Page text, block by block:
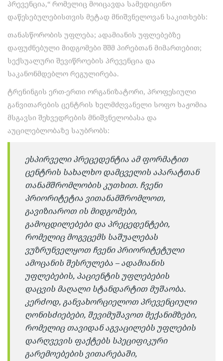
პრევენცია,“ რომელიც მოიცავდა სამედიცინო
დაწესებულებისთვის მეტად მნიშვნელოვან საკითხებს:
თანასწორობის უფლება; ადამიანის უფლებებზე
დაფუძნებული მიდგომები შშმ პირებთან მიმართებით;
სექსუალური შევიწროების პრევენცია და
საკანონმდებლო რეგულირება.
ტრენინგის ერთ-ერთი ორგანიზატორი, პროფესიული
განვითარების ცენტრის ხელმძღვანელი სოფო ხაჟომია
მსგავსი შეხვედრების მნიშვნელობასა და
აუცილებლობაზე საუბრობს:
ესპირველი პრეცედენტია ამ ფორმატით
ცენტრის სახალხო დამცველის აპარატთან
თანამშრომლობის კუთხით. ჩვენი
პრიორიტეტია ვითანამშრომლოთ,
გავიზიაროთ ის მიდგომები,
გამოცდილებები და პრეცედენტები,
რომელიც მოგვცემს საშუალებას
ვუზრუნველყოთ ჩვენი პრიორიტეტული
ამოცანის შესრულება – ადამიანის
უფლებების, პაციენტის უფლებების
დაცვის მაღალი სტანდარტით მუშაობა.
კერძოდ, განვახორციელოთ პრევენციული
ღონისძიებები, შევიმუშავოთ მექანიმზები,
რომელიც თავიდან აგვაცილებს უფლების
დარღვევის ფაქტებს სპეციფიკური
გარემოებების ვითარებაში,